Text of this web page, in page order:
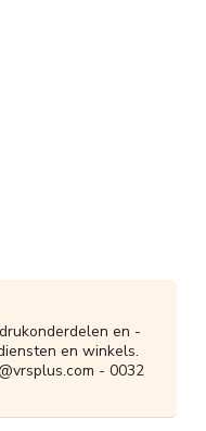
en -
en winkels.
- 0032